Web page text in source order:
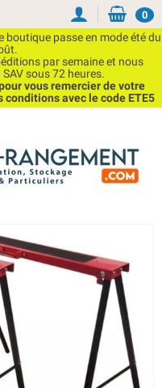
boutique passe en mode été du
par semaine et nous
sous 72 heures.
vous remercier de votre
conditions avec le code ETE5
0